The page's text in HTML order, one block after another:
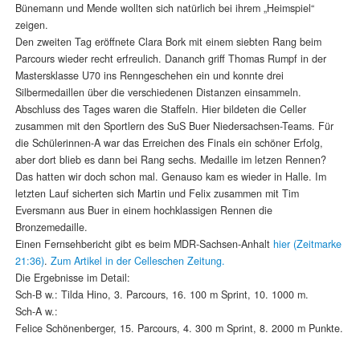
Bünemann und Mende wollten sich natürlich bei ihrem „Heimspiel“
zeigen.
Den zweiten Tag eröffnete Clara Bork mit einem siebten Rang beim
Parcours wieder recht erfreulich. Dananch griff Thomas Rumpf in der
Mastersklasse U70 ins Renngeschehen ein und konnte drei
Silbermedaillen über die verschiedenen Distanzen einsammeln.
Abschluss des Tages waren die Staffeln. Hier bildeten die Celler
zusammen mit den Sportlern des SuS Buer Niedersachsen-Teams. Für
die Schülerinnen-A war das Erreichen des Finals ein schöner Erfolg,
aber dort blieb es dann bei Rang sechs. Medaille im letzen Rennen?
Das hatten wir doch schon mal. Genauso kam es wieder in Halle. Im
letzten Lauf sicherten sich Martin und Felix zusammen mit Tim
Eversmann aus Buer in einem hochklassigen Rennen die
Bronzemedaille.
Einen Fernsehbericht gibt es beim MDR-Sachsen-Anhalt hier (Zeitmarke
21:36). Zum Artikel in der Celleschen Zeitung.
Die Ergebnisse im Detail:
Sch-B w.: Tilda Hino, 3. Parcours, 16. 100 m Sprint, 10. 1000 m.
Sch-A w.:
Felice Schönenberger, 15. Parcours, 4. 300 m Sprint, 8. 2000 m Punkte.